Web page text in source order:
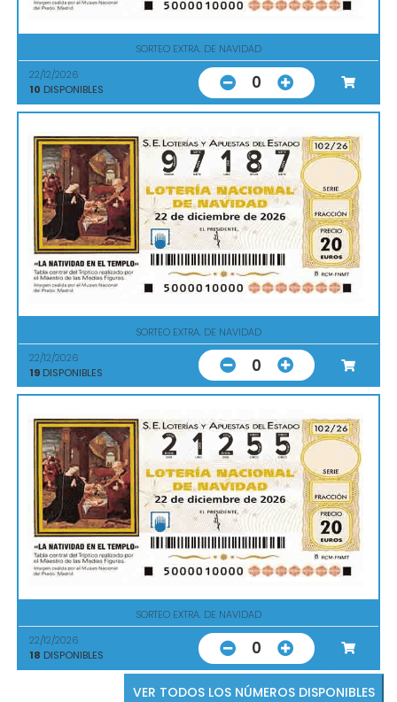
SORTEO EXTRA. DE NAVIDAD
22/12/2026
10 DISPONIBLES 0
SORTEO EXTRA. DE NAVIDAD
22/12/2026
19 DISPONIBLES 0
SORTEO EXTRA. DE NAVIDAD
22/12/2026
18 DISPONIBLES 0
VER TODOS LOS NÚMEROS DISPONIBLES